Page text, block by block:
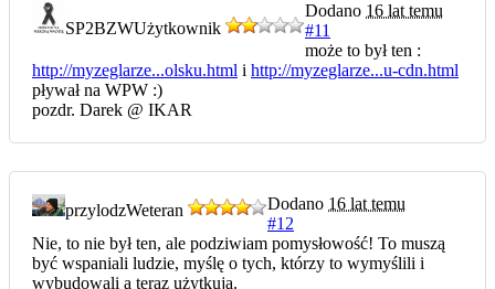
SP2BZWUżytkownik
Dodano 16 lat temu
#11
może to był ten :
http://myzeglarze...olsku.html i http://myzeglarze...u-cdn.html
pływał na WPW :)
pozdr. Darek @ IKAR
przylodzWeteran Dodano 16 lat temu
#12
Nie, to nie był ten, ale podziwiam pomysłowość! To muszą
być wspaniali ludzie, myślę o tych, którzy to wymyślili i
wybudowali a teraz użytkują.